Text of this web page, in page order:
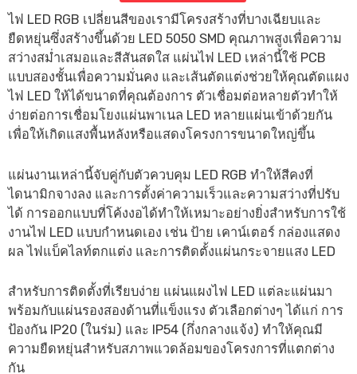
ไฟ LED RGB เปลี่ยนสีของเรามีโครงสร้างที่บางเฉียบและ
ยืดหยุ่นซึ่งสร้างขึ้นด้วย LED 5050 SMD คุณภาพสูงเพื่อความ
สว่างสม่ำเสมอและสีสันสดใส แผ่นไฟ LED เหล่านี้ใช้ PCB
แบบสองชั้นเพื่อความมั่นคง และเส้นตัดแต่งช่วยให้คุณตัดแผง
ไฟ LED ให้ได้ขนาดที่คุณต้องการ ตัวเชื่อมต่อหลายตัวทำให้
ง่ายต่อการเชื่อมโยงแผ่นพาเนล LED หลายแผ่นเข้าด้วยกัน
เพื่อให้เกิดแสงพื้นหลังหรือแสดงโครงการขนาดใหญ่ขึ้น
แผ่นงานเหล่านี้จับคู่กับตัวควบคุม LED RGB ทำให้สีคงที่
ไดนามิกจางลง และการตั้งค่าความเร็วและความสว่างที่ปรับ
ได้ การออกแบบที่โค้งงอได้ทำให้เหมาะอย่างยิ่งสำหรับการใช้
งานไฟ LED แบบกำหนดเอง เช่น ป้าย เคาน์เตอร์ กล่องแสดง
ผล ไฟแบ็คไลท์ตกแต่ง และการติดตั้งแผ่นกระจายแสง LED
สำหรับการติดตั้งที่เรียบง่าย แผ่นแผงไฟ LED แต่ละแผ่นมา
พร้อมกับแผ่นรองสองด้านที่แข็งแรง ตัวเลือกต่างๆ ได้แก่ การ
ป้องกัน IP20 (ในร่ม) และ IP54 (กึ่งกลางแจ้ง) ทำให้คุณมี
ความยืดหยุ่นสำหรับสภาพแวดล้อมของโครงการที่แตกต่าง
กัน